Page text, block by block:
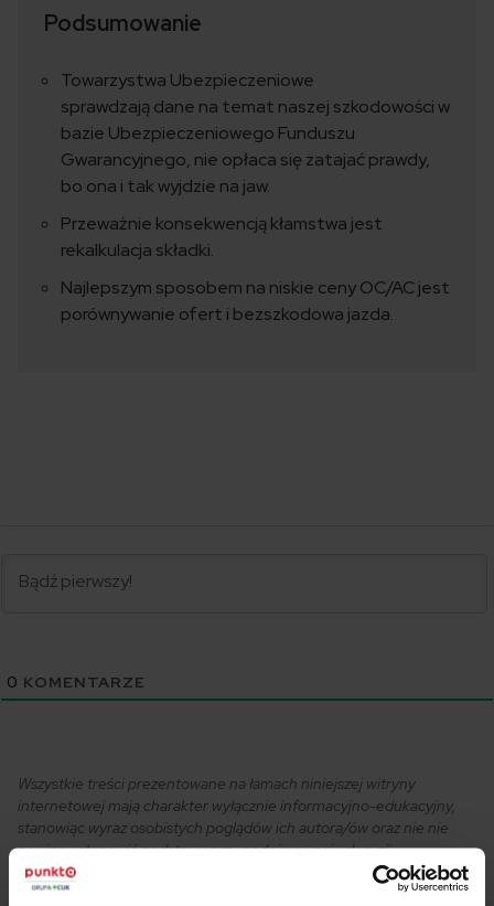
Podsumowanie
Towarzystwa Ubezpieczeniowe
sprawdzają dane na temat naszej szkodowości w
bazie Ubezpieczeniowego Funduszu
Gwarancyjnego, nie opłaca się zatajać prawdy,
bo ona i tak wyjdzie na jaw.
Przeważnie konsekwencją kłamstwa jest
rekalkulacja składki.
Najlepszym sposobem na niskie ceny OC/AC jest
porównywanie ofert i bezszkodowa jazda.
0 KOMENTARZE
Wszystkie treści prezentowane na łamach niniejszej witryny
internetowej mają charakter wyłącznie informacyjno-edukacyjny,
stanowiąc wyraz osobistych poglądów ich autora/ów oraz nie nie
powinny stanowić podstawy przy podejmowaniu decyzji
biznesowych, inwestycyjnych, lub podatkowych, za które to decyzje
właściciel strony internetowej ani autorzy nie ponoszą jakiejkolwiek